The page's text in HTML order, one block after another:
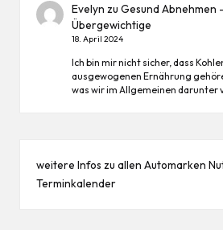
Evelyn zuGesund Abnehmen
Übergewichtige
18. April 2024
Ich bin mir nicht sicher, dass
ausgewogenen Ernährung
was wir im Allgemeinen darunter
weitere Infos zu allen Automarken
Terminkalender